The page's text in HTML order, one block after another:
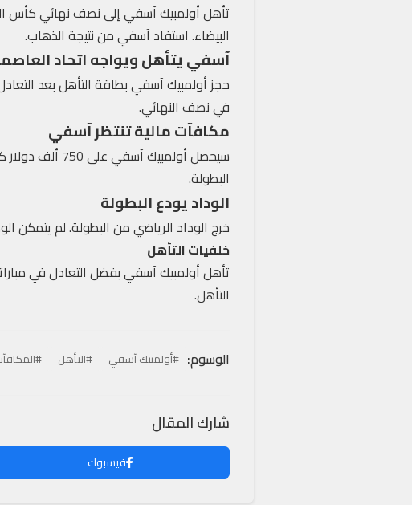
تأهل أولمبيك آسفي إلى نصف نهائي كأس
البيضاء. استفاد آسفي من نتيجة الذهاب.
آسفي يتأهل ويواجه اتحاد
في نصف النهائي.
مكافآت مالية تنتظر آسفي
سيحصل
البطولة.
الوداد يودع البطولة
خرج الوداد الرياضي من البطولة. لم يتمكن
خلفيات التأهل
تأهل أولمبيك آسفي بفضل التعادل في
التأهل.
الوسوم: #أولمبيك آسفي #التأهل
شارك المقال
فيسبوك